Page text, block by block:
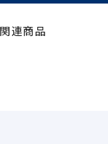
関連商品